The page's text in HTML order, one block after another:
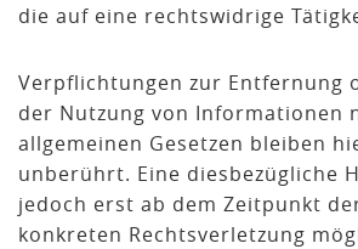
die auf eine rechtswidrige
Verpflichtungen zur Entfernung
der Nutzung von Informationen
allgemeinen Gesetzen bleiben
unberührt. Eine diesbezügliche
jedoch erst ab dem Zeitpunkt
konkreten Rechtsverletzung